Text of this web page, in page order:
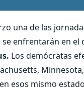
una de las
enfrentarán en el
Los demócratas
esos mismo